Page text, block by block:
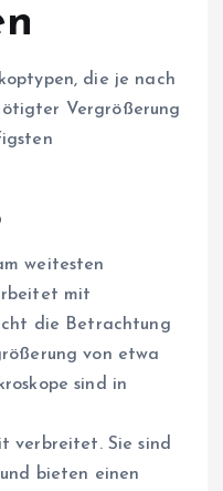
die je nach
Vergrößerung
weitesten
mit
die Betrachtung
von etwa
sind in
verbreitet. Sie sind
bieten einen